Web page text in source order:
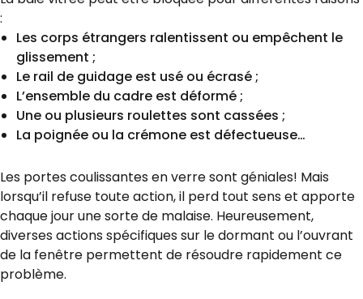
:
Les corps étrangers ralentissent ou empêchent le
glissement ;
Le rail de guidage est usé ou écrasé ;
L’ensemble du cadre est déformé ;
Une ou plusieurs roulettes sont cassées ;
La poignée ou la crémone est défectueuse…
Les portes coulissantes en verre sont géniales! Mais
lorsqu’il refuse toute action, il perd tout sens et apporte
chaque jour une sorte de malaise. Heureusement,
diverses actions spécifiques sur le dormant ou l’ouvrant
de la fenêtre permettent de résoudre rapidement ce
problème.